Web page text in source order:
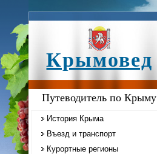
Крымовед
Путеводитель по Крыму
История Крыма
Въезд и транспорт
Курортные регионы